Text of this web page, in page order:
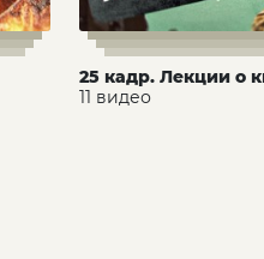
25 кадр. Лекции о
11 видео